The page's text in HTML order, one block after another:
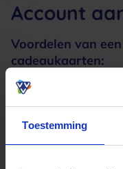
Toestemming
Account
Voordelen van
cadeaukaarten:
Meerdere
Een bestelling